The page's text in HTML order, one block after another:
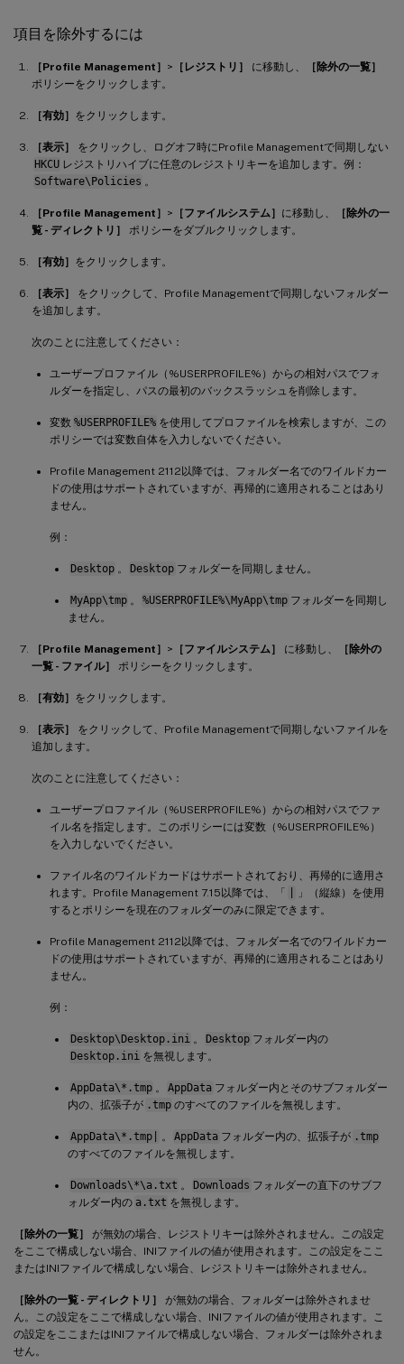
項目を除外するには
［Profile Management］ > ［レジストリ］ に移動し、
［除外の一覧］
ポリシーをクリックします。
［有効］ をクリックします。
［表示］
をクリックし、ログオフ時にProfile Managementで同期しない
HKCU レジストリハイブに任意のレジストリキーを追加します。例：
Software\Policies 。
［Profile Management］ > ［ファイルシステム］ に移動し、
［除外の一
覧 - ディレクトリ］
ポリシーをダブルクリックします。
［有効］ をクリックします。
［表示］
をクリックして、Profile Managementで同期しないフォルダー
を追加します。
次のことに注意してください：
ユーザープロファイル（%USERPROFILE%）からの相対パスでフォ
ルダーを指定し、パスの最初のバックスラッシュを削除します。
変数 %USERPROFILE% を使用してプロファイルを検索しますが、この
ポリシーでは変数自体を入力しないでください。
Profile Management 2112以降では、フォルダー名でのワイルドカー
ドの使用はサポートされていますが、再帰的に適用されることはあり
ません。
例：
Desktop 。 Desktop フォルダーを同期しません。
MyApp\tmp 。 %USERPROFILE%\MyApp\tmp フォルダーを同期し
ません。
［Profile Management］ > ［ファイルシステム］ に移動し、
［除外の
一覧 - ファイル］
ポリシーをクリックします。
［有効］ をクリックします。
［表示］
をクリックして、Profile Managementで同期しないファイルを
追加します。
次のことに注意してください：
ユーザープロファイル（%USERPROFILE%）からの相対パスでファ
イル名を指定します。このポリシーには変数（%USERPROFILE%）
を入力しないでください。
ファイル名のワイルドカードはサポートされており、再帰的に適用さ
れます。Profile Management 7.15以降では、「
」（縦線）を使用
するとポリシーを現在のフォルダーのみに限定できます。
Profile Management 2112以降では、フォルダー名でのワイルドカー
ドの使用はサポートされていますが、再帰的に適用されることはあり
ません。
例：
Desktop\Desktop.ini 。 Desktop フォルダー内の
Desktop.ini を無視します。
AppData\*.tmp 。 AppData フォルダー内とそのサブフォルダー
内の、拡張子が .tmp のすべてのファイルを無視します。
AppData\*.tmp| 。 AppData フォルダー内の、拡張子が .tmp
のすべてのファイルを無視します。
Downloads\*\a.txt 。 Downloads フォルダーの直下のサブフ
ォルダー内の a.txt を無視します。
［除外の一覧］
が無効の場合、レジストリキーは除外されません。この設定
をここで構成しない場合、INIファイルの値が使用されます。この設定をここ
またはINIファイルで構成しない場合、レジストリキーは除外されません。
［除外の一覧 - ディレクトリ］
が無効の場合、フォルダーは除外されませ
ん。この設定をここで構成しない場合、INIファイルの値が使用されます。こ
の設定をここまたはINIファイルで構成しない場合、フォルダーは除外されま
せん。